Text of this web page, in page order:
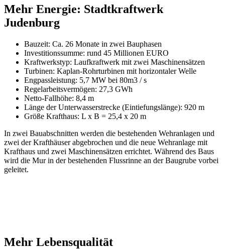
Mehr Energie: Stadtkraftwerk
Judenburg
Bauzeit: Ca. 26 Monate in zwei Bauphasen
Investitionssumme: rund 45 Millionen EURO
Kraftwerkstyp: Laufkraftwerk mit zwei Maschinensätzen
Turbinen: Kaplan-Rohrturbinen mit horizontaler Welle
Engpassleistung: 5,7 MW bei 80m3 / s
Regelarbeitsvermögen: 27,3 GWh
Netto-Fallhöhe: 8,4 m
Länge der Unterwasserstrecke (Eintiefungslänge): 920 m
Größe Krafthaus: L x B = 25,4 x 20 m
In zwei Bauabschnitten werden die bestehenden Wehranlagen und
zwei der Krafthäuser abgebrochen und die neue Wehranlage mit
Krafthaus und zwei Maschinensätzen errichtet. Während des Baus
wird die Mur in der bestehenden Flussrinne an der Baugrube vorbei
geleitet.
Mehr Lebensqualität